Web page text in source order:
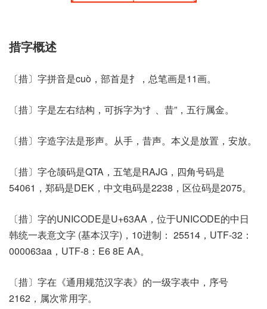
措字概述
〔措〕字拼音是cuò，部首是扌，总笔画是11画。
〔措〕字是左右结构，可拆字为“扌、昔”，五行属金。
〔措〕字造字法是形声。从手，昔声。本义是放置，安放。
〔措〕字仓颉码是QTA，五笔是RAJG，四角号码是
54061，郑码是DEK，中文电码是2238，区位码是2075。
〔措〕字的UNICODE是U+63AA，位于UNICODE的中日
韩统一表意文字 (基本汉字)，10进制： 25514，UTF-32：
000063aa，UTF-8：E6 8E AA。
〔措〕字在《通用规范汉字表》的一级字表中，序号
2162，属次常用字。